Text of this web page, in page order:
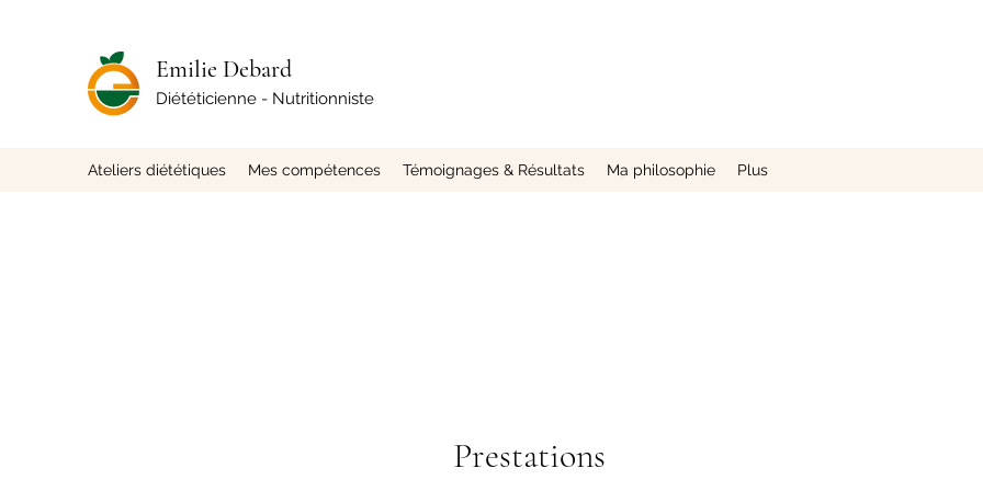
Emilie Debard
Diététicienne - Nutritionniste
Ateliers diététiques Mes compétences Témoignages & Résultats Ma philosophie Plus
Prestations